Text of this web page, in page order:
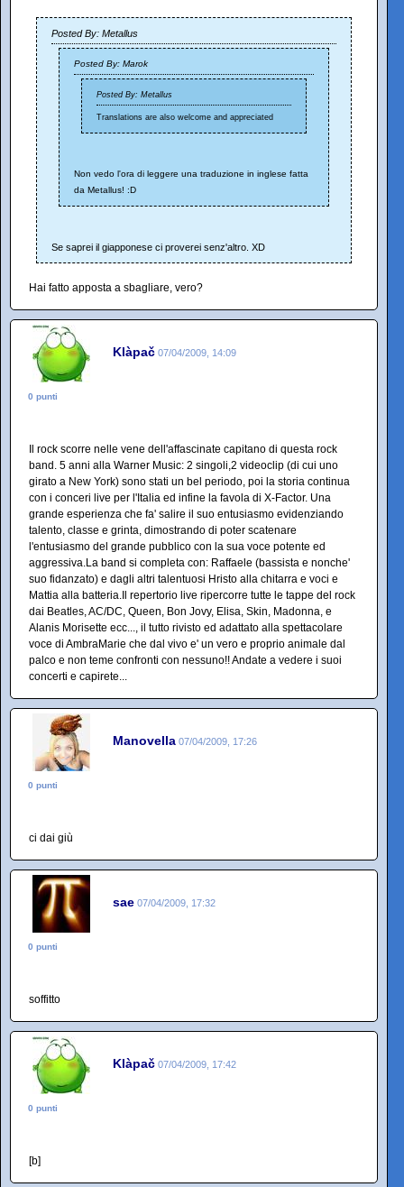
Posted By: Metallus
Posted By: Marok
Posted By: Metallus
Translations are also welcome and appreciated
Non vedo l'ora di leggere una traduzione in inglese fatta
da Metallus! :D
Se saprei il giapponese ci proverei senz'altro. XD
Hai fatto apposta a sbagliare, vero?
Klàpač 07/04/2009, 14:09
0 punti
Il rock scorre nelle vene dell'affascinate capitano di questa rock
band. 5 anni alla Warner Music: 2 singoli,2 videoclip (di cui uno
girato a New York) sono stati un bel periodo, poi la storia continua
con i conceri live per l'Italia ed infine la favola di X-Factor. Una
grande esperienza che fa' salire il suo entusiasmo evidenziando
talento, classe e grinta, dimostrando di poter scatenare
l'entusiasmo del grande pubblico con la sua voce potente ed
aggressiva.La band si completa con: Raffaele (bassista e nonche'
suo fidanzato) e dagli altri talentuosi Hristo alla chitarra e voci e
Mattia alla batteria.Il repertorio live ripercorre tutte le tappe del rock
dai Beatles, AC/DC, Queen, Bon Jovy, Elisa, Skin, Madonna, e
Alanis Morisette ecc..., il tutto rivisto ed adattato alla spettacolare
voce di AmbraMarie che dal vivo e' un vero e proprio animale dal
palco e non teme confronti con nessuno!! Andate a vedere i suoi
concerti e capirete...
Manovella 07/04/2009, 17:26
0 punti
ci dai giù
sae 07/04/2009, 17:32
0 punti
soffitto
Klàpač 07/04/2009, 17:42
0 punti
[b]